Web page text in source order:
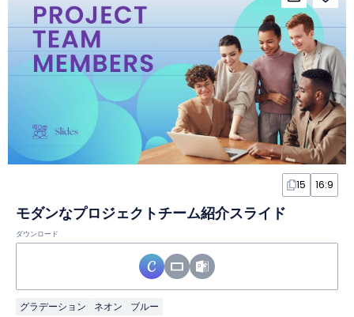
15 16:9
モダンなプロジェクトチーム紹介スライド
ダウンロード
グラデーション ネオン ブルー